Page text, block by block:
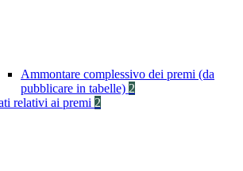
Ammontare complessivo dei premi (da
pubblicare in tabelle) 2
relativi ai premi 2